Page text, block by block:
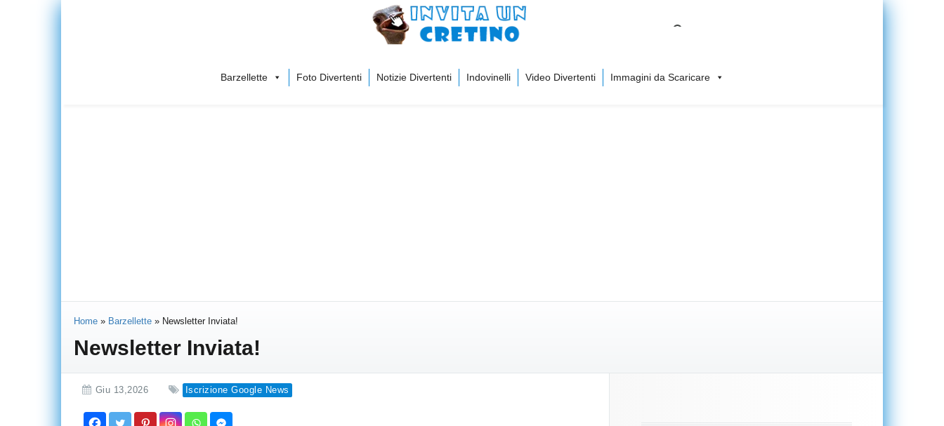
Barzellette Foto Divertenti Notizie Divertenti Indovinelli Video Divertenti Immagini da Scaricare
Home » Barzellette » Newsletter Inviata!
Newsletter Inviata!
Giu 13,2026 Iscrizione Google News